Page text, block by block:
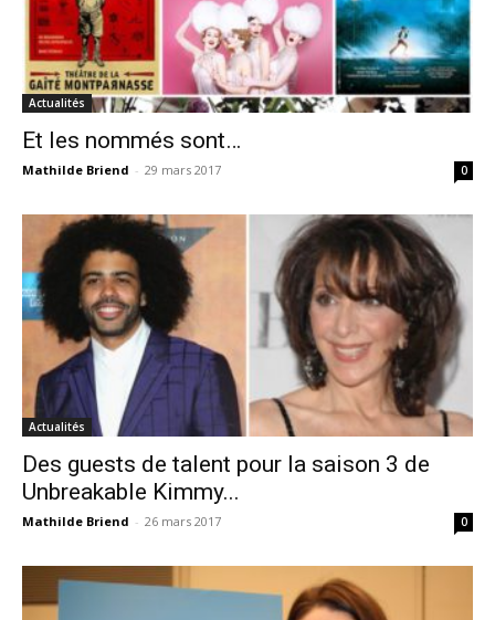
Actualités
Et les nommés sont…
Mathilde Briend - 29 mars 2017 0
Actualités
Des guests de talent pour la saison 3 de
Unbreakable Kimmy...
Mathilde Briend - 26 mars 2017 0